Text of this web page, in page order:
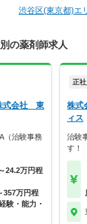
渋谷区(東京都)エ
の薬剤師求人
式会社 東
（治験事務
24.2万円程
357万円程
・能力・
正社
株式
ィス
治験
す！